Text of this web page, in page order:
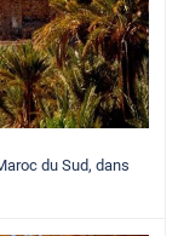
du Sud, dans